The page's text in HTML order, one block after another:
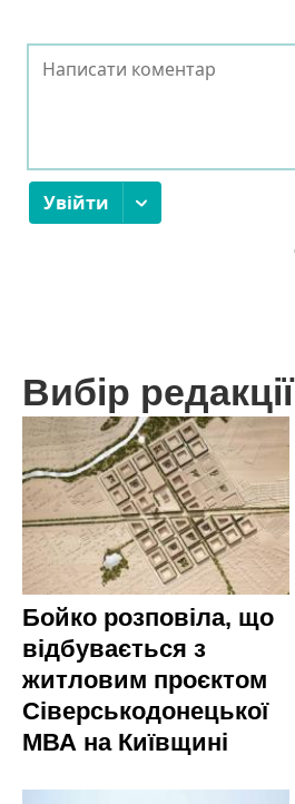
Вибір редакції
Бойко розповіла, що
відбувається з
житловим проєктом
Сіверськодонецької
МВА на Київщині